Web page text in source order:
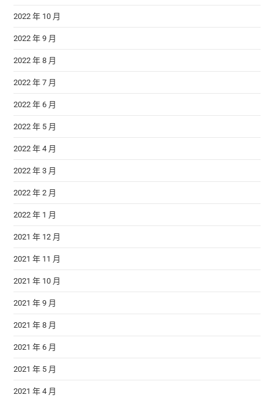
2022 年 10 月
2022 年 9 月
2022 年 8 月
2022 年 7 月
2022 年 6 月
2022 年 5 月
2022 年 4 月
2022 年 3 月
2022 年 2 月
2022 年 1 月
2021 年 12 月
2021 年 11 月
2021 年 10 月
2021 年 9 月
2021 年 8 月
2021 年 6 月
2021 年 5 月
2021 年 4 月